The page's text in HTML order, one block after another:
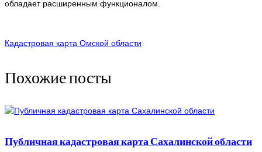
обладает расширенным функционалом.
Кадастровая карта Омской области
Похожие посты
Публичная кадастровая карта Сахалинской области